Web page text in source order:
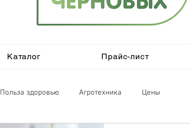
Каталог Прайс-лист
Польза здоровью Агротехника Цены